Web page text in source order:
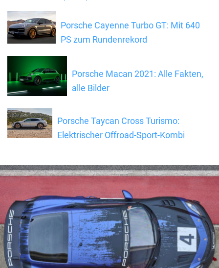
Porsche Cayenne Turbo GT: Mit 640
PS zum Rundenrekord
Porsche Macan 2021: Alle Fakten,
alle Bilder
Porsche Taycan Cross Turismo:
Elektrischer Offroad-Sport-Kombi